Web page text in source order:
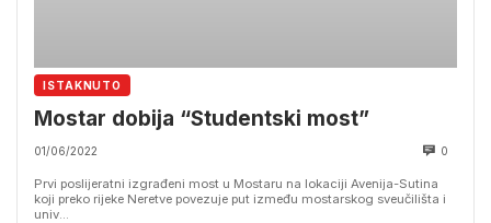
ISTAKNUTO
Mostar dobija “Studentski most”
01/06/2022 0
Prvi poslijeratni izgrađeni most u Mostaru na lokaciji Avenija-Sutina
koji preko rijeke Neretve povezuje put između mostarskog sveučilišta i
univ...